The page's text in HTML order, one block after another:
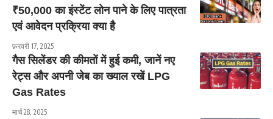
₹50,000 का इंस्टेंट लोन पाने के लिए पात्रता
एवं आवेदन प्रक्रिया क्या है
फ़रवरी 17, 2025
गैस सिलेंडर की कीमतों में हुई कमी, जानें नए
रेट्स और अपनी जेब का ख्याल रखें LPG
Gas Rates
मार्च 28, 2025